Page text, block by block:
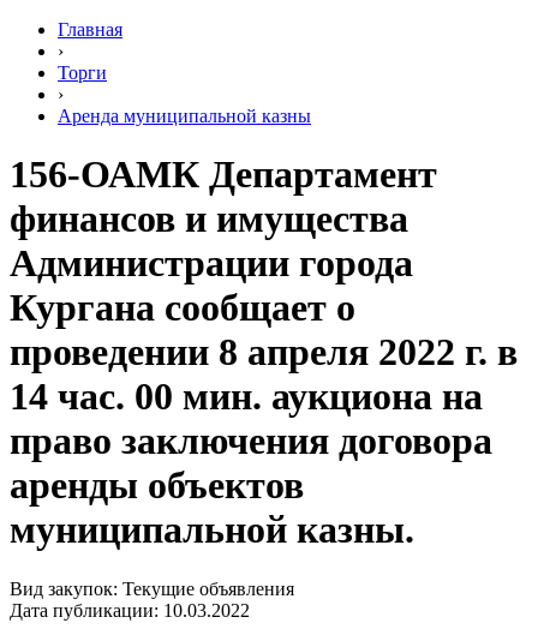
Главная
›
Торги
›
Аренда муниципальной казны
156-ОАМК Департамент
финансов и имущества
Администрации города
Кургана сообщает о
проведении 8 апреля 2022 г. в
14 час. 00 мин. аукциона на
право заключения договора
аренды объектов
муниципальной казны.
Вид закупок: Текущие объявления
Дата публикации: 10.03.2022